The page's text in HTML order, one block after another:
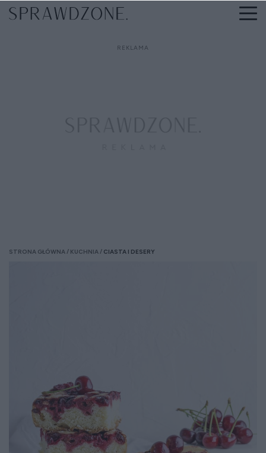
STRONA GŁÓWNA KUCHNIA CIASTA I DESERY